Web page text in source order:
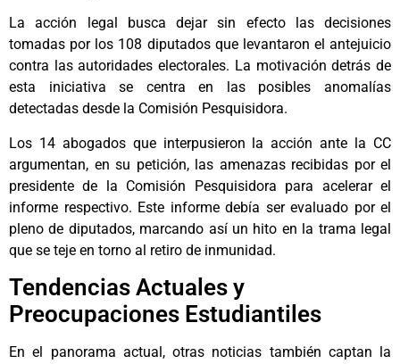
La acción legal busca dejar sin efecto las decisiones
tomadas por los 108 diputados que levantaron el antejuicio
contra las autoridades electorales. La motivación detrás de
esta iniciativa se centra en las posibles anomalías
detectadas desde la Comisión Pesquisidora.
Los 14 abogados que interpusieron la acción ante la CC
argumentan, en su petición, las amenazas recibidas por el
presidente de la Comisión Pesquisidora para acelerar el
informe respectivo. Este informe debía ser evaluado por el
pleno de diputados, marcando así un hito en la trama legal
que se teje en torno al retiro de inmunidad.
Tendencias Actuales y
Preocupaciones Estudiantiles
En el panorama actual, otras noticias también captan la